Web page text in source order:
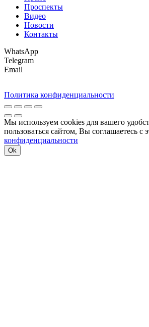
Проспекты
Видео
Новости
Контакты
WhatsApp
Telegram
Email
Политика конфиденциальности
Мы используем cookies для вашего
пользоваться сайтом, Вы соглашаетесь с
конфиденциальности
Ok